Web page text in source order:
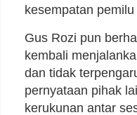
kesempatan
Gus Rozi pun
kembali
dan tidak
pernyataan pihak
kerukunan antar